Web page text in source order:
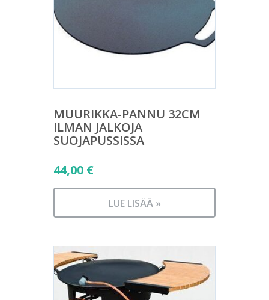
MUURIKKA-PANNU 32CM
ILMAN JALKOJA
SUOJAPUSSISSA
44,00 €
LUE LISÄÄ »